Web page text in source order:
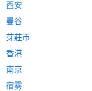
西安
曼谷
芽莊市
香港
南京
宿雾